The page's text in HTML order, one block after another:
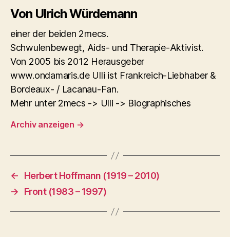
Von Ulrich Würdemann
einer der beiden 2mecs.
Schwulenbewegt, Aids- und Therapie-Aktivist.
Von 2005 bis 2012 Herausgeber
www.ondamaris.de Ulli ist Frankreich-Liebhaber &
Bordeaux- / Lacanau-Fan.
Mehr unter 2mecs -> Ulli -> Biographisches
Archiv anzeigen →
←
Herbert Hoffmann (1919 – 2010)
→
Front (1983 – 1997)